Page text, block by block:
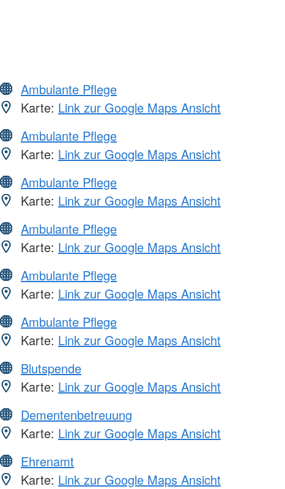
Ambulante Pflege
Karte: Link zur Google Maps Ansicht
Ambulante Pflege
Karte: Link zur Google Maps Ansicht
Ambulante Pflege
Karte: Link zur Google Maps Ansicht
Ambulante Pflege
Karte: Link zur Google Maps Ansicht
Ambulante Pflege
Karte: Link zur Google Maps Ansicht
Ambulante Pflege
Karte: Link zur Google Maps Ansicht
Blutspende
Karte: Link zur Google Maps Ansicht
Dementenbetreuung
Karte: Link zur Google Maps Ansicht
Ehrenamt
Karte: Link zur Google Maps Ansicht